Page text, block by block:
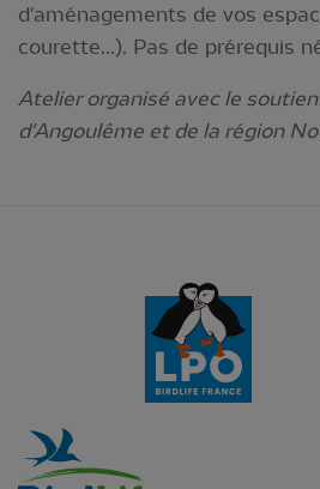
d'aménagements de vos
courette...). Pas de prérequis
Atelier organisé avec le
d'Angoulême et de la région